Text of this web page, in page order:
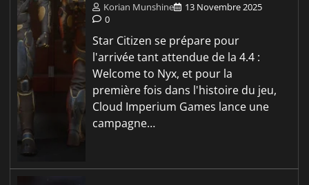
Korian Munshine
13 Novembre 2025
0
Star Citizen se prépare pour
l'arrivée tant attendue de la 4.4 :
Welcome to Nyx, et pour la
première fois dans l'histoire du jeu,
Cloud Imperium Games lance une
campagne…